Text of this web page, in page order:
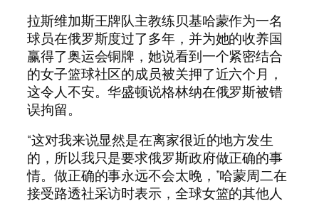
拉斯维加斯王牌队主教练贝基哈蒙作为一名
球员在俄罗斯度过了多年，并为她的收养国
赢得了奥运会铜牌，她说看到一个紧密结合
的女子篮球社区的成员被关押了近六个月，
这令人不安。华盛顿说格林纳在俄罗斯被错
误拘留。
“这对我来说显然是在离家很近的地方发生
的，所以我只是要求俄罗斯政府做正确的事
情。做正确的事永远不会太晚，”哈蒙周二在
接受路透社采访时表示，全球女篮的其他人